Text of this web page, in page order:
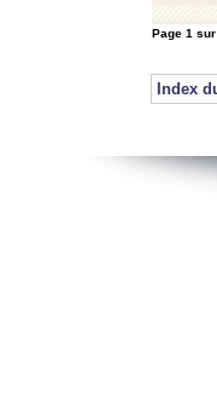
Page 1 sur
Index